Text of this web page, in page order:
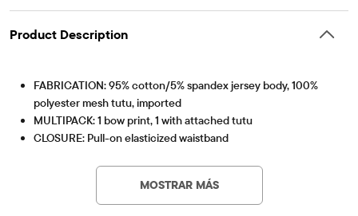
Product Description
FABRICATION: 95% cotton/5% spandex jersey body, 100%
polyester mesh tutu, imported
MULTIPACK: 1 bow print, 1 with attached tutu
CLOSURE: Pull-on elasticized waistband
NECESSITIES collection MADE WITH LOVE
MOSTRAR MÁS